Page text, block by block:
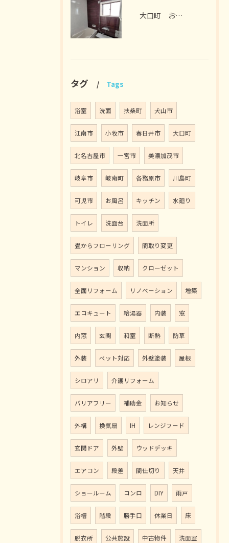
大口町 お風呂リフォーム M様邸 2026年7月
タグ Tags
浴室 洗面 扶桑町 犬山市
江南市 小牧市 春日井市 大口町
北名古屋市 一宮市 美濃加茂市
岐阜市 岐南町 各務原市 川島町
可児市 お風呂 キッチン 水廻り
トイレ 洗面台 洗面所
畳からフローリング 間取り変更
マンション 収納 クローゼット
全面リフォーム リノベーション 増築
エコキュート 給湯器 内装 窓
内窓 玄関 和室 断熱 防草
外装 ペット対応 外壁塗装 屋根
シロアリ 介護リフォーム
バリアフリー 補助金 お知らせ
外構 換気扇 IH レンジフード
玄関ドア 外壁 ウッドデッキ
エアコン 段差 間仕切り 天井
ショールーム コンロ DIY 雨戸
浴槽 階段 勝手口 休業日 床
脱衣所 公共施設 中古物件 洗面室